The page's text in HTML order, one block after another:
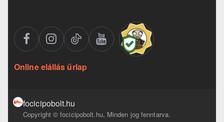
Online elállás űrlap
focicipobolt.hu
Copyright © focicipobolt.hu, Minden jog fenntarva.